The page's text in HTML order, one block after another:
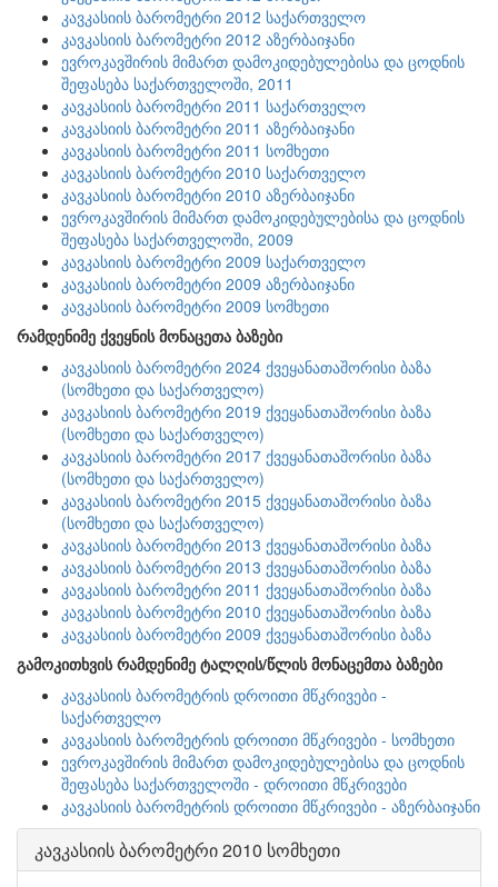
კავკასიის ბარომეტრი 2012 საქართველო
კავკასიის ბარომეტრი 2012 აზერბაიჯანი
ევროკავშირის მიმართ დამოკიდებულებისა და ცოდნის
შეფასება საქართველოში, 2011
კავკასიის ბარომეტრი 2011 საქართველო
კავკასიის ბარომეტრი 2011 აზერბაიჯანი
კავკასიის ბარომეტრი 2011 სომხეთი
კავკასიის ბარომეტრი 2010 საქართველო
კავკასიის ბარომეტრი 2010 აზერბაიჯანი
ევროკავშირის მიმართ დამოკიდებულებისა და ცოდნის
შეფასება საქართველოში, 2009
კავკასიის ბარომეტრი 2009 საქართველო
კავკასიის ბარომეტრი 2009 აზერბაიჯანი
კავკასიის ბარომეტრი 2009 სომხეთი
რამდენიმე ქვეყნის მონაცეთა ბაზები
კავკასიის ბარომეტრი 2024 ქვეყანათაშორისი ბაზა
(სომხეთი და საქართველო)
კავკასიის ბარომეტრი 2019 ქვეყანათაშორისი ბაზა
(სომხეთი და საქართველო)
კავკასიის ბარომეტრი 2017 ქვეყანათაშორისი ბაზა
(სომხეთი და საქართველო)
კავკასიის ბარომეტრი 2015 ქვეყანათაშორისი ბაზა
(სომხეთი და საქართველო)
კავკასიის ბარომეტრი 2013 ქვეყანათაშორისი ბაზა
კავკასიის ბარომეტრი 2013 ქვეყანათაშორისი ბაზა
კავკასიის ბარომეტრი 2011 ქვეყანათაშორისი ბაზა
კავკასიის ბარომეტრი 2010 ქვეყანათაშორისი ბაზა
კავკასიის ბარომეტრი 2009 ქვეყანათაშორისი ბაზა
გამოკითხვის რამდენიმე ტალღის/წლის მონაცემთა ბაზები
კავკასიის ბარომეტრის დროითი მწკრივები -
საქართველო
კავკასიის ბარომეტრის დროითი მწკრივები - სომხეთი
ევროკავშირის მიმართ დამოკიდებულებისა და ცოდნის
შეფასება საქართველოში - დროითი მწკრივები
კავკასიის ბარომეტრის დროითი მწკრივები - აზერბაიჯანი
კავკასიის ბარომეტრი 2010 სომხეთი